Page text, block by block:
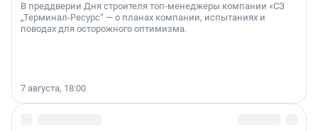
В преддверии Дня строителя топ-менеджеры компании «СЗ
„Терминал-Ресурс“ — о планах компании, испытаниях и
поводах для осторожного оптимизма.
7 августа, 18:00